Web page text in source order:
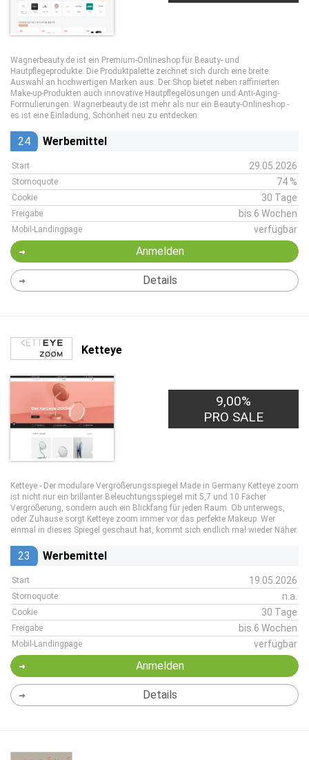
Wagnerbeauty.de ist ein Premium-Onlineshop für Beauty- und
Hautpflegeprodukte. Die Produktpalette zeichnet sich durch eine breite
Auswahl an hochwertigen Marken aus. Der Shop bietet neben raffinierten
Make-up-Produkten auch innovative Hautpflegelösungen und Anti-Aging-
Formulierungen. Wagnerbeauty.de ist mehr als nur ein Beauty-Onlineshop -
es ist eine Einladung, Schönheit neu zu entdecken.
24 Werbemittel
Start 29.05.2026
Stornoquote 74 %
Cookie 30 Tage
Freigabe bis 6 Wochen
Mobil-Landingpage verfügbar
Anmelden
Details
Ketteye
9,00%
PRO SALE
Ketteye - Der modulare Vergrößerungsspiegel Made in Germany Ketteye zoom
ist nicht nur ein brillanter Beleuchtungsspiegel mit 5,7 und 10 Fächer
Vergrößerung, sondern auch ein Blickfang für jeden Raum. Ob unterwegs,
oder Zuhause sorgt Ketteye zoom immer vor das perfekte Makeup. Wer
einmal in dieses Spiegel geschaut hat, kommt sich endlich mal wieder Näher.
23 Werbemittel
Start 19.05.2026
Stornoquote n.a.
Cookie 30 Tage
Freigabe bis 6 Wochen
Mobil-Landingpage verfügbar
Anmelden
Details